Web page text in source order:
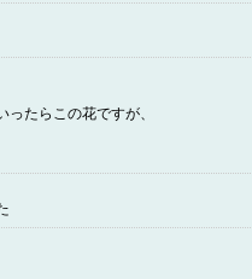
たらこの花ですが、